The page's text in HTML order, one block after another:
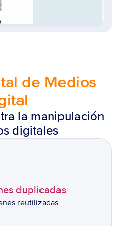
de Medios
la manipulación
digitales
duplicadas
reutilizadas